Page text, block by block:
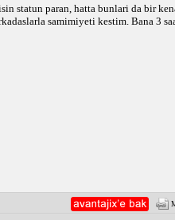
statun paran, hatta bunlari da bir
samimiyeti kestim. Bana 3